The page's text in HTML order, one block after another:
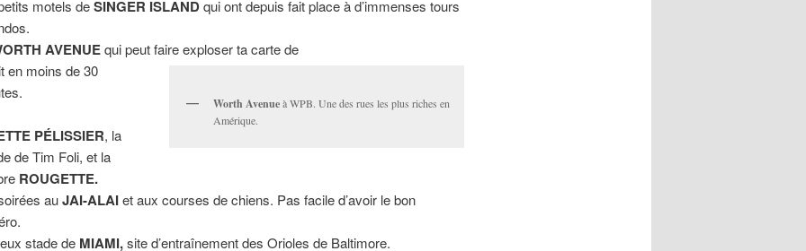
motels deSINGER ISLANDqui ont depuis fait place à d’immenses tours
AVENUEqui peut faire exploser ta carte de
Worth Avenueà WPB. Une des rues les plus riches en
Amérique.
en moins de 30
PÉLISSIER, la
de Tim Foli, et la
ROUGETTE.
auJAI-ALAIet aux courses de chiens. Pas facile d’avoir le bon
stade de MIAMI,site d’entraînement des Orioles de Baltimore.